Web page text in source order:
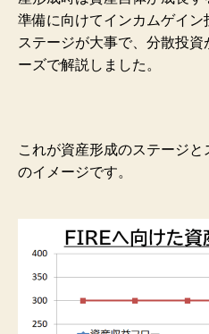
準備に向けてインカムゲイ
ステージが大事で、分散投
ーズで解説しました。
これが資産形成のステージ
のイメージです。